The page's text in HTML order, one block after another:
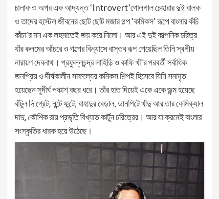
চালাক ও অপর এক আদ্যন্ত ‘Introvert’গোলগাল চেহারার দুই বালক
ও তাদের হস্টেল জীবনের ছোট ছোট মজার গল্প ‘কমিকস’ রূপে বাংলার কঁচি
কাঁচা’র মন এক লহমাতেই জয় করে নিলো। আর এই দুই কাল্পনিক চরিত্র
যাঁর কলমের আঁচরে ও গল্পের বিন্যাসে বাস্তব রূপ পেয়েছিল তিনি স্বর্গীয়
নারায়ণ দেবনাথ। প্রফুল্লচন্দ্র লাহিড়ি ও কাফি খাঁ’র পরবর্তী সর্বাধিক
জনপ্রিয় ও দীর্ঘকালীন সাফল্যের কমিকস শিল্পই হিসেবে যিনি সমাদৃত
হয়েছেন সুদীর্ঘ পঞ্চাশ বছর ধরে। তাঁর হাত দিয়েই একে একে জন্ম হয়েছে
বাঁটুল দি গ্রেট, নন্টে ফন্টে, বাহাদুর বেড়াল, ডানপিটে খাঁদু আর তার কেমিক্যাল
দাদু, কৌশিক রায় প্রভৃতি বিখ্যাত কার্টুন চরিত্রের। আর যা ক্রমেই বাংলার
সংস্কৃতির ধারক হয়ে উঠেছে।